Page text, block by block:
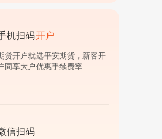
机扫码开户
货开户就选平安期货，新客开
同享大户优惠手续费率
信扫码